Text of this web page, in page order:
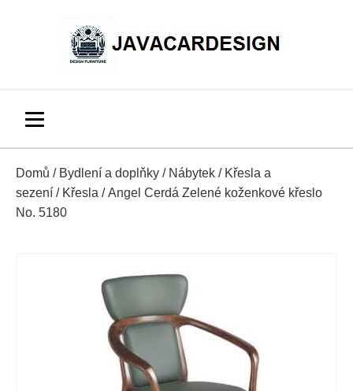
Domů / Bydlení a doplňky / Nábytek / Křesla a
sezení / Křesla / Angel Cerdá Zelené koženkové křeslo
No. 5180